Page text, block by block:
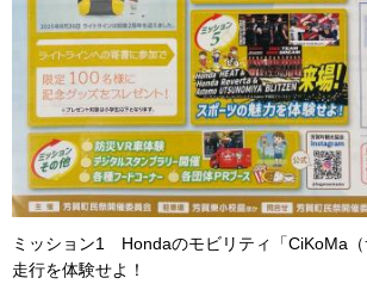
ミッション1 Hondaのモビリティ「CiKoMa
走行を体験せよ！